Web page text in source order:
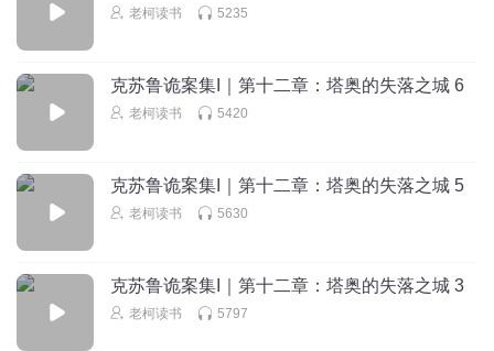
老柯读书 5235
克苏鲁诡案集I｜第十二章：塔奥的失落之城 6
老柯读书 5420
克苏鲁诡案集I｜第十二章：塔奥的失落之城 5
老柯读书 5630
克苏鲁诡案集I｜第十二章：塔奥的失落之城 3
老柯读书 5797